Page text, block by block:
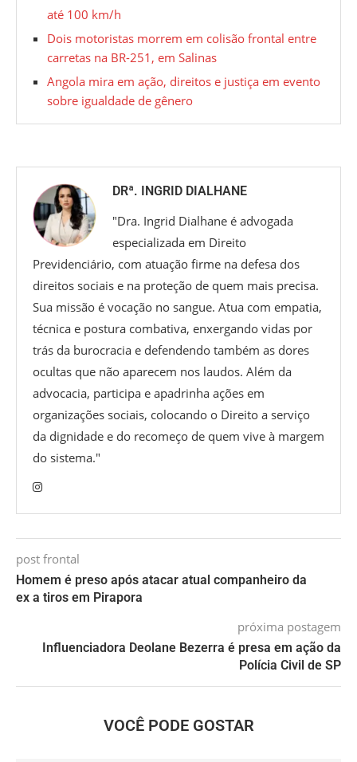
até 100 km/h
Dois motoristas morrem em colisão frontal entre
carretas na BR-251, em Salinas
Angola mira em ação, direitos e justiça em evento
sobre igualdade de gênero
DRª. INGRID DIALHANE
"Dra. Ingrid Dialhane é advogada
especializada em Direito
Previdenciário, com atuação firme na defesa dos
direitos sociais e na proteção de quem mais precisa.
Sua missão é vocação no sangue. Atua com empatia,
técnica e postura combativa, enxergando vidas por
trás da burocracia e defendendo também as dores
ocultas que não aparecem nos laudos. Além da
advocacia, participa e apadrinha ações em
organizações sociais, colocando o Direito a serviço
da dignidade e do recomeço de quem vive à margem
do sistema."
post frontal
Homem é preso após atacar atual companheiro da
ex a tiros em Pirapora
próxima postagem
Influenciadora Deolane Bezerra é presa em ação da
Polícia Civil de SP
VOCÊ PODE GOSTAR